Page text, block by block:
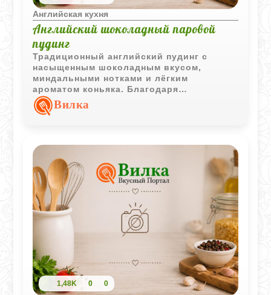
Английская кухня
Английский шоколадный паровой
пудинг
Традиционный английский пудинг с
насыщенным шоколадным вкусом,
миндальными нотками и лёгким
ароматом коньяка. Благодаря
приготовлению на пару десерт
получается мягким, влажным и очень
Вилка
1,48K 0 0